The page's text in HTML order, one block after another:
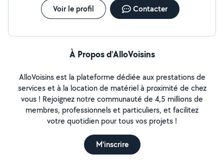
Voir le profil Contacter
À Propos d’AlloVoisins
AlloVoisins est la plateforme dédiée aux prestations de
services et à la location de matériel à proximité de chez
vous ! Rejoignez notre communauté de 4,5 millions de
membres, professionnels et particuliers, et facilitez
votre quotidien pour tous vos projets !
M'inscrire